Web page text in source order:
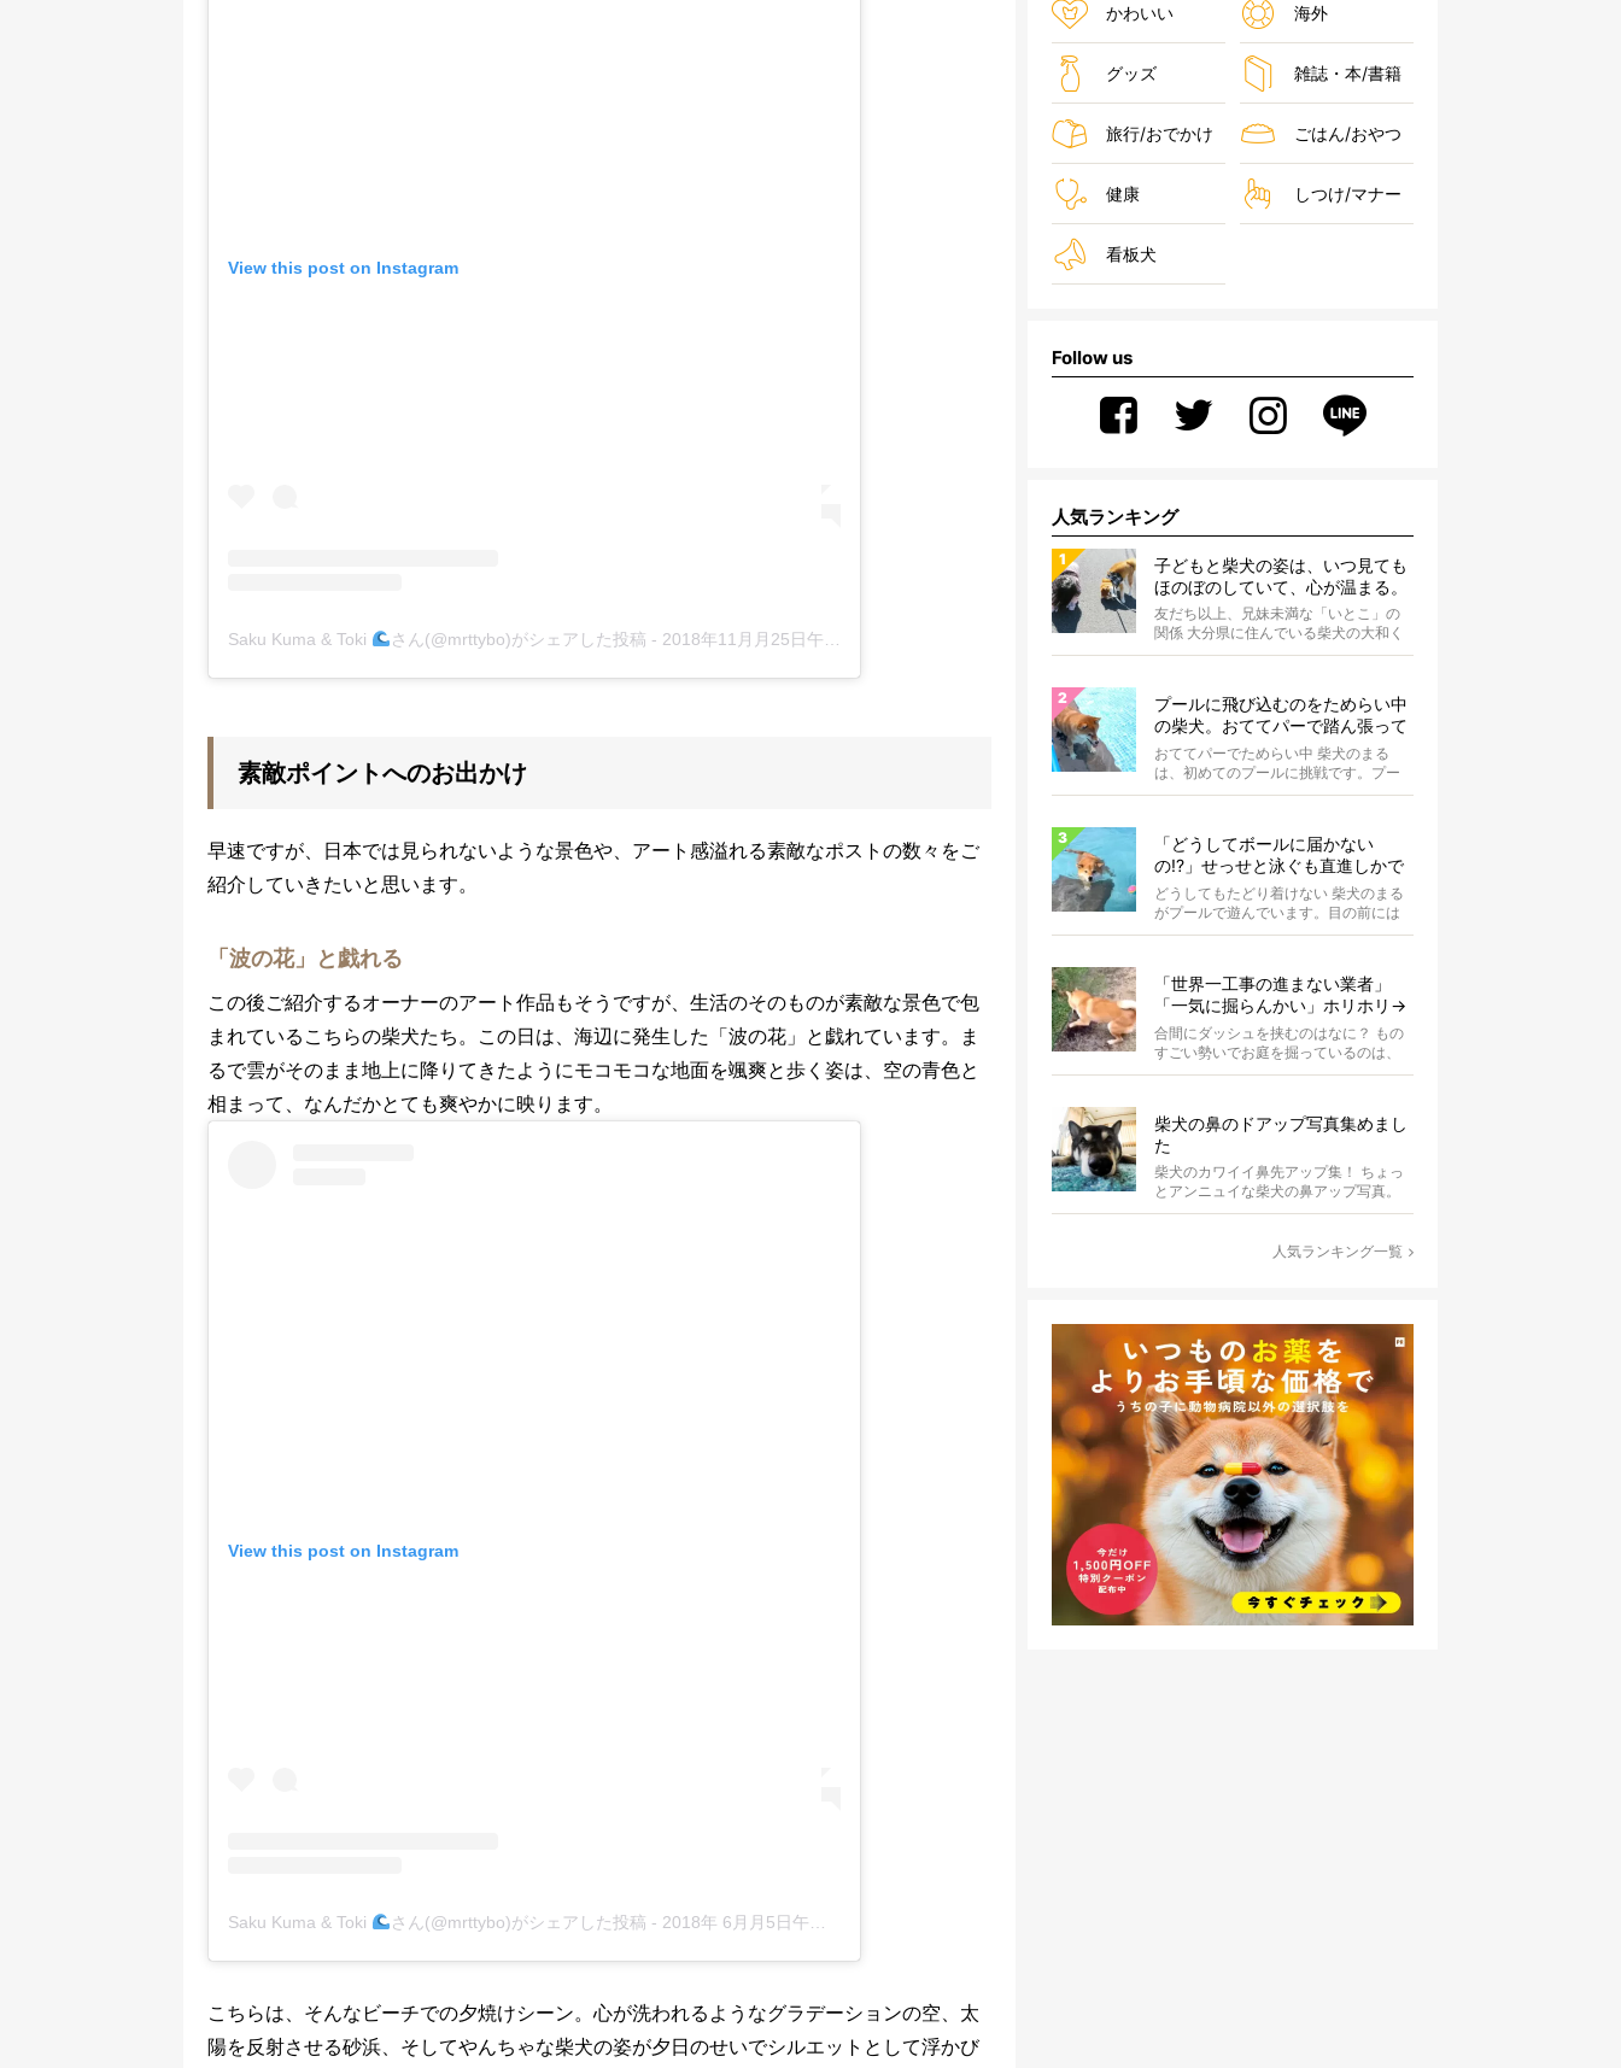
View this post on Instagram
Saku Kuma & Toki さん(@mrttybo)がシェアした投稿 - 2018年11月月25日午後7時57分PST
素敵ポイントへのお出かけ
早速ですが、日本では見られないような景色や、アート感溢れる素敵なポストの数々をご
紹介していきたいと思います。
「波の花」と戯れる
この後ご紹介するオーナーのアート作品もそうですが、生活のそのものが素敵な景色で包
まれているこちらの柴犬たち。この日は、海辺に発生した「波の花」と戯れています。ま
るで雲がそのまま地上に降りてきたようにモコモコな地面を颯爽と歩く姿は、空の青色と
相まって、なんだかとても爽やかに映ります。
View this post on Instagram
Saku Kuma & Toki さん(@mrttybo)がシェアした投稿 - 2018年 6月月5日午後8時42分PDT
こちらは、そんなビーチでの夕焼けシーン。心が洗われるようなグラデーションの空、太
陽を反射させる砂浜、そしてやんちゃな柴犬の姿が夕日のせいでシルエットとして浮かび
かわいい 海外
グッズ 雑誌・本/書籍
旅行/おでかけ ごはん/おやつ
健康 しつけ/マナー
看板犬
Follow us
人気ランキング
子どもと柴犬の姿は、いつ見ても
ほのぼのしていて、心が温まる。
友だち以上、兄妹未満な「いとこ」の
関係 大分県に住んでいる柴犬の大和く
ん。Instagramにたびたび登場する...
プールに飛び込むのをためらい中
の柴犬。おててパーで踏ん張って
て可愛すぎる【動画】
おててパーでためらい中 柴犬のまる
は、初めてのプールに挑戦です。プー
ルへと続くスロープの途中で立ち止ま
「どうしてボールに届かない
の!?」せっせと泳ぐも直進しかで
きない柴犬が可愛い【動画】
どうしてもたどり着けない 柴犬のまる
がプールで遊んでいます。目の前には
大好きなボールが。 まるは...
「世界一工事の進まない業者」
「一気に掘らんかい」ホリホリ→
ダッシュを繰り返す柴犬に爆笑
【動画】
合間にダッシュを挟むのはなに？ もの
すごい勢いでお庭を掘っているのは、
柴犬の波平。柴犬あるあるの、突然の
柴犬の鼻のドアップ写真集めまし
た
柴犬のカワイイ鼻先アップ集！ ちょっ
とアンニュイな柴犬の鼻アップ写真。
何やら物思いにふけっているようで
人気ランキング一覧